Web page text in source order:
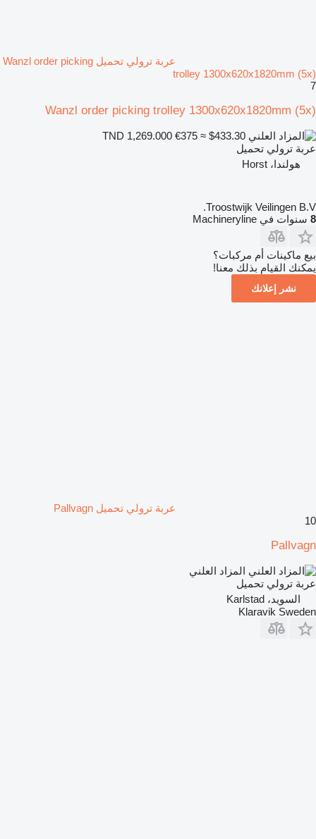
عربة ترولي تحميل Wanzl order picking
trolley 1300x620x1820mm (5x)
7
Wanzl order picking trolley 1300x620x1820mm (5x)
€375 ≈ $433.30
عربة ترولي تحميل
هولندا، Horst
Troostwijk Veilingen B.V.
8 سنوات في Machineryline
بيع ماكينات أم مركبات؟
يمكنك القيام بذلك معنا!
نشر إعلانك
عربة ترولي تحميل Pallvagn
10
Pallvagn
المزاد العلني
عربة ترولي تحميل
السويد، Karlstad
Klaravik Sweden